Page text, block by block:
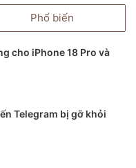
Phổ biến
cho iPhone 18 Pro và
Telegram bị gỡ khỏi